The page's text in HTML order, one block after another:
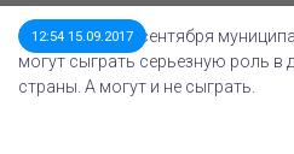
12:54 15.09.2017
Прошедшие 10 сентября
могут сыграть серьезную роль в
страны. А могут и не сыграть.